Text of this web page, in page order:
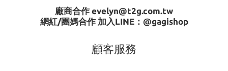
廠商合作 evelyn@t2g.com.tw
網紅/團媽合作 加入LINE： @gagishop
顧客服務